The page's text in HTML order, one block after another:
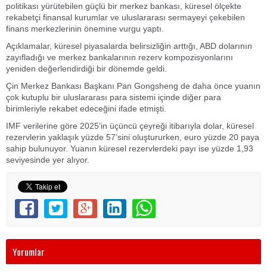
politikası yürütebilen güçlü bir merkez bankası, küresel ölçekte
rekabetçi finansal kurumlar ve uluslararası sermayeyi çekebilen
finans merkezlerinin önemine vurgu yaptı.
Açıklamalar, küresel piyasalarda belirsizliğin arttığı, ABD dolarının
zayıfladığı ve merkez bankalarının rezerv kompozisyonlarını
yeniden değerlendirdiği bir dönemde geldi.
Çin Merkez Bankası Başkanı Pan Gongsheng de daha önce yuanın
çok kutuplu bir uluslararası para sistemi içinde diğer para
birimleriyle rekabet edeceğini ifade etmişti.
IMF verilerine göre 2025’in üçüncü çeyreği itibarıyla dolar, küresel
rezervlerin yaklaşık yüzde 57’sini oluştururken, euro yüzde 20 paya
sahip bulunuyor. Yuanın küresel rezervlerdeki payı ise yüzde 1,93
seviyesinde yer alıyor.
Yorumlar